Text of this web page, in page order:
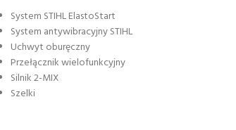
System STIHL ElastoStart
System antywibracyjny STIHL
Uchwyt oburęczny
Przełącznik wielofunkcyjny
Silnik 2-MIX
Szelki